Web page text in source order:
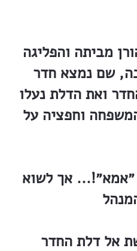
מביתה והפליגה
שם נמצא חדר
ואת הדלת נעלו
וחפציה על
״אמא״!... אך לשוא
אל דלת החדר